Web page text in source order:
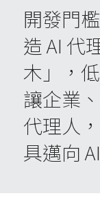
開發門
造 AI 代
木」，
讓企業
代理人
具邁向